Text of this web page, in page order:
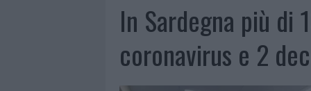
7 AGOSTO 2026
| CONTROLLI ALL’AEROPORTO DI
In Sardegna più di
coronavirus e 2